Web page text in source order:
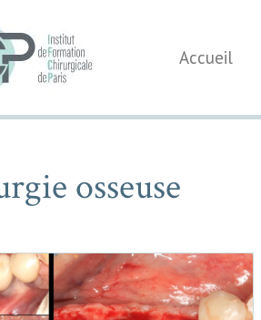
Accueil
osseuse